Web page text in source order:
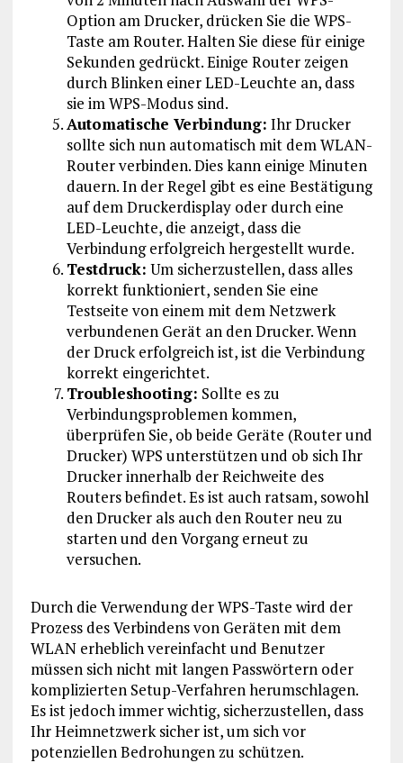
Option am Drucker, drücken Sie die WPS-
Taste am Router. Halten Sie diese für einige
Sekunden gedrückt. Einige Router zeigen
durch Blinken einer LED-Leuchte an, dass
sie im WPS-Modus sind.
Automatische Verbindung: Ihr Drucker
sollte sich nun automatisch mit dem WLAN-
Router verbinden. Dies kann einige Minuten
dauern. In der Regel gibt es eine Bestätigung
auf dem Druckerdisplay oder durch eine
LED-Leuchte, die anzeigt, dass die
Verbindung erfolgreich hergestellt wurde.
Testdruck: Um sicherzustellen, dass alles
korrekt funktioniert, senden Sie eine
Testseite von einem mit dem Netzwerk
verbundenen Gerät an den Drucker. Wenn
der Druck erfolgreich ist, ist die Verbindung
korrekt eingerichtet.
Troubleshooting: Sollte es zu
Verbindungsproblemen kommen,
überprüfen Sie, ob beide Geräte (Router und
Drucker) WPS unterstützen und ob sich Ihr
Drucker innerhalb der Reichweite des
Routers befindet. Es ist auch ratsam, sowohl
den Drucker als auch den Router neu zu
starten und den Vorgang erneut zu
versuchen.
Durch die Verwendung der WPS-Taste wird der
Prozess des Verbindens von Geräten mit dem
WLAN erheblich vereinfacht und Benutzer
müssen sich nicht mit langen Passwörtern oder
komplizierten Setup-Verfahren herumschlagen.
Es ist jedoch immer wichtig, sicherzustellen, dass
Ihr Heimnetzwerk sicher ist, um sich vor
potenziellen Bedrohungen zu schützen.